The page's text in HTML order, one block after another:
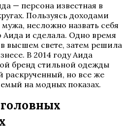
— персона известная в
Пользуясь доходами
несложно назвать себя
Аида и сделала. Одно время
высшем свете, затем решила
В 2014 году Аида
бренд стильной одежды
раскрученный, но все же
на модных показах.